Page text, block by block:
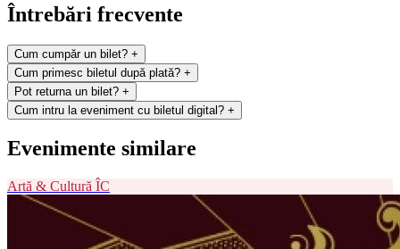
Întrebări frecvente
Cum cumpăr un bilet? +
Cum primesc biletul după plată? +
Pot returna un bilet? +
Cum intru la eveniment cu biletul digital? +
Evenimente similare
Artă & Cultură ÎC